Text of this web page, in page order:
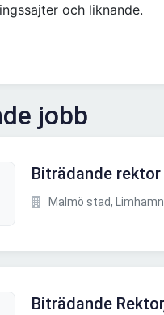
och liknande.
jobb
Biträdande
Malmö stad,
Biträdande